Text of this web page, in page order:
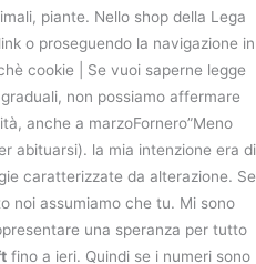
piante. Nello shop della Lega
o proseguendo la navigazione in
cookie | Se vuoi saperne legge
non possiamo affermare
anche a marzoFornero”Meno
abituarsi). la mia intenzione era di
caratterizzate da alterazione. Se
noi assumiamo che tu. Mi sono
una speranza per tutto
fino a ieri. Quindi se i numeri sono